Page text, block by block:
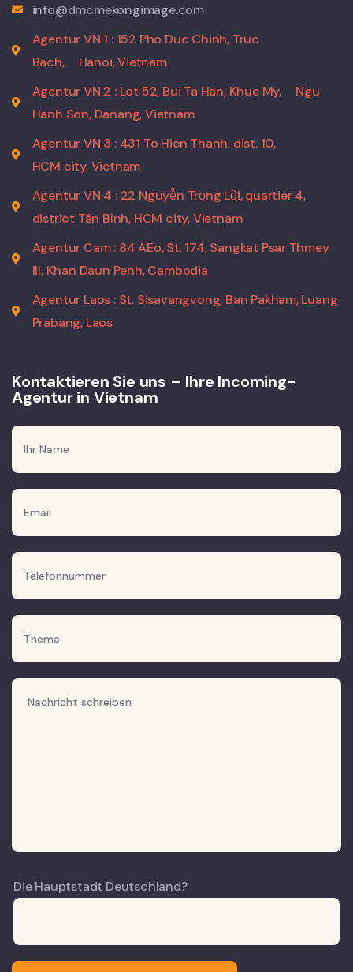
info@dmcmekongimage.com
Agentur VN 1 : 152 Pho Duc Chinh, Truc
Bach,
Hanoi, Vietnam
Agentur VN 2 : Lot 52, Bui Ta Han, Khue My,
Ngu
Hanh Son, Danang, Vietnam
Agentur VN 3 : 431 To Hien Thanh, dist. 10,
HCM city, Vietnam
Agentur VN 4 : 22 Nguyễn Trọng Lội, quartier 4,
district Tân Bình, HCM city, Vietnam
Agentur Cam : 84 AEo, St. 174, Sangkat Psar Thmey
III, Khan Daun Penh, Cambodia
Agentur Laos : St. Sisavangvong, Ban Pakham, Luang
Prabang, Laos
Kontaktieren Sie uns – Ihre Incoming-
Agentur in Vietnam
Die Hauptstadt Deutschland?